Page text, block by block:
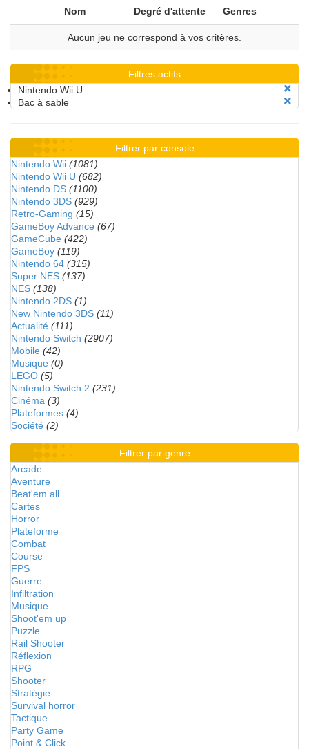
Nom Degré d'attente Genres
Aucun jeu ne correspond à vos critères.
Filtres actifs
Nintendo Wii U
Bac à sable
Filtrer par console
Nintendo Wii (1081)
Nintendo Wii U (682)
Nintendo DS (1100)
Nintendo 3DS (929)
Retro-Gaming (15)
GameBoy Advance (67)
GameCube (422)
GameBoy (119)
Nintendo 64 (315)
Super NES (137)
NES (138)
Nintendo 2DS (1)
New Nintendo 3DS (11)
Actualité (111)
Nintendo Switch (2907)
Mobile (42)
Musique (0)
LEGO (5)
Nintendo Switch 2 (231)
Cinéma (3)
Plateformes (4)
Société (2)
Filtrer par genre
Arcade
Aventure
Beat'em all
Cartes
Horror
Plateforme
Combat
Course
FPS
Guerre
Infiltration
Musique
Shoot'em up
Puzzle
Rail Shooter
Réflexion
RPG
Shooter
Stratégie
Survival horror
Tactique
Party Game
Point & Click